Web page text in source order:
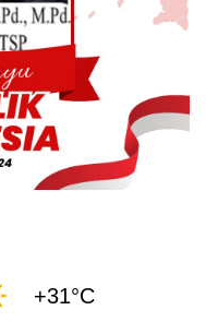
+31°C